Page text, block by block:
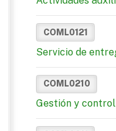
COML0121
Servicio de
COML0210
Gestión y